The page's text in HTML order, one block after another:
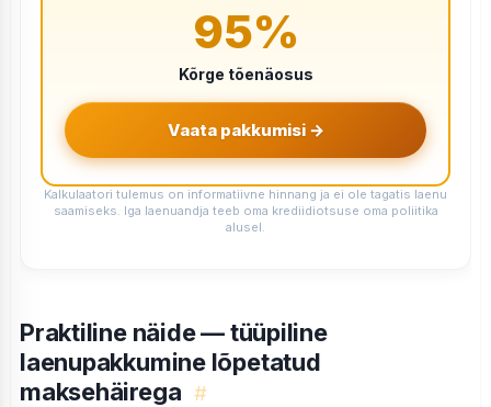
95%
Kõrge tõenäosus
Vaata pakkumisi →
Kalkulaatori tulemus on informatiivne hinnang ja ei ole tagatis laenu
saamiseks. Iga laenuandja teeb oma krediidiotsuse oma poliitika
alusel.
Praktiline näide — tüüpiline
laenupakkumine lõpetatud
maksehäirega #